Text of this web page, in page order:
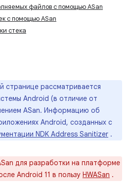
файлов с помощью ASan
с помощью ASan
стека
странице рассматривается
Android (в отличие от
ASan. Информацию об
Android, созданных с
NDK Address Sanitizer .
для разработки на платформе
Android 11 в пользу HWASan .